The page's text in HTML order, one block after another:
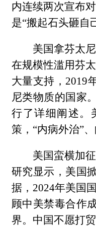
内连续两次宣布
是“搬起石头砸自
美国拿芬太
在规模性滥用芬
大量支持，2019
尼类物质的国家
行了详细阐述。
策，“内病外治”
美国蛮横加
研究显示，美国
据，2024年美国
顾中美禁毒合作
界。中国不愿打